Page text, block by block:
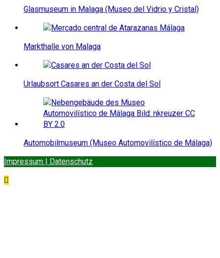
Glasmuseum in Malaga (Museo del Vidrio y Cristal)
Markthalle von Malaga
Urlaubsort Casares an der Costa del Sol
Automobilmuseum (Museo Automovilístico de Málaga)
Impressum | Datenschutz